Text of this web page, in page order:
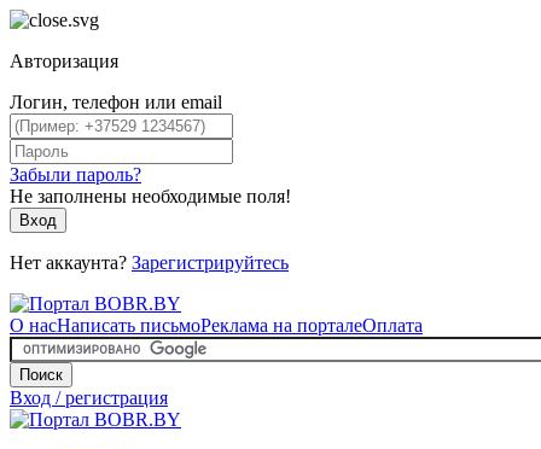
Авторизация
Логин, телефон или email
Забыли пароль?
Не заполнены необходимые поля!
Вход
Нет аккаунта? Зарегистрируйтесь
О насНаписать письмоРеклама на порталеОплата
Поиск
Вход / регистрация